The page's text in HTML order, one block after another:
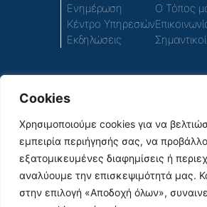
Cookies
Χρησιμοποιούμε cookies για να
εμπειρία περιήγησής σας, να
εξατομικευμένες διαφημίσεις ή
αναλύουμε την επισκεψιμότητά μας.
στην επιλογή «Αποδοχή όλων»,
Ενημέρωση
Κέντρο Υπηρεσιών
Εκδηλώσεις
Ο Τόπος
Πρόσβαση στο περιεχόμενο του
του Δήμου
Social Media